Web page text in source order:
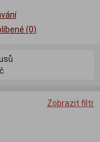
(0)
Zobrazit filtr